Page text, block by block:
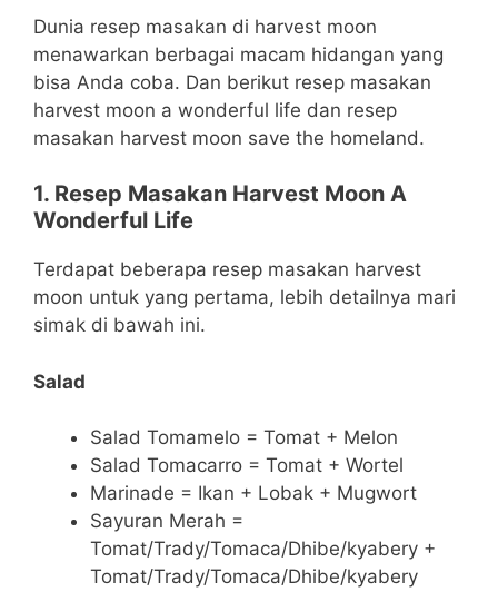
Dunia resep masakan di harvest moon
menawarkan berbagai macam hidangan yang
bisa Anda coba. Dan berikut resep masakan
harvest moon a wonderful life dan resep
masakan harvest moon save the homeland.
1. Resep Masakan Harvest Moon A
Wonderful Life
Terdapat beberapa resep masakan harvest
moon untuk yang pertama, lebih detailnya mari
simak di bawah ini.
Salad
Salad Tomamelo = Tomat + Melon
Salad Tomacarro = Tomat + Wortel
Marinade = Ikan + Lobak + Mugwort
Sayuran Merah =
Tomat/Trady/Tomaca/Dhibe/kyabery +
Tomat/Trady/Tomaca/Dhibe/kyabery